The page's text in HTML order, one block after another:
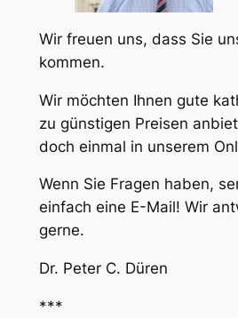
Wir freuen uns, dass Sie
kommen.
Wir möchten Ihnen gute
zu günstigen Preisen
doch einmal in unserem
Wenn Sie Fragen haben,
einfach eine E-Mail! Wir
gerne.
Dr. Peter C. Düren
***